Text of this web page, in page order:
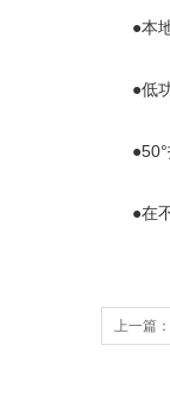
●本地
●低
●50°
●在不
上一篇：